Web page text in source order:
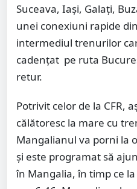
Suceava, Iași, Galați,
unei conexiuni rapide
intermediul trenurilor
cadențat pe ruta
retur.
Potrivit celor de la CFR,
călătoresc la mare cu
Mangalianul va porni la
și este programat să
în Mangalia, în timp ce